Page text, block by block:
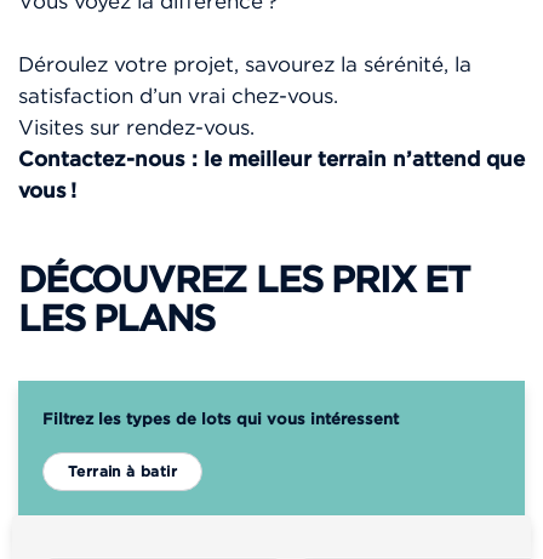
Déroulez votre projet, savourez la sérénité, la
satisfaction d’un vrai chez-vous.
Visites sur rendez-vous.
Contactez-nous : le meilleur terrain n’attend que
vous !
DÉCOUVREZ LES PRIX ET
LES PLANS
Filtrez les types de lots qui vous intéressent
Terrain à batir